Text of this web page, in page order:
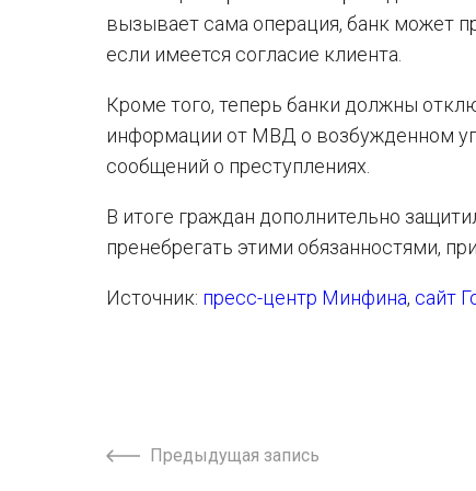
вызывает сама операция, банк может
если имеется согласие клиента.
Кроме того, теперь банки должны
информации от МВД о возбужденном
сообщений о преступлениях.
В итоге граждан дополнительно
пренебрегать этими обязанностями,
Источник: пресс-центр Минфина, сайт
Предыдущая запись